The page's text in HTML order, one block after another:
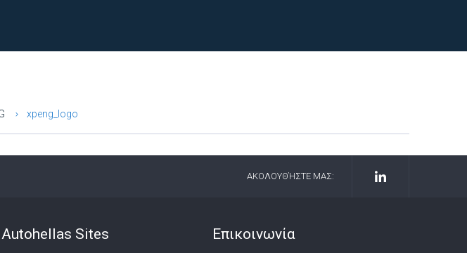
xpeng_logo
ΑΚΟΛΟΥΘΉΣΤΕ ΜΑΣ:
Autohellas Sites Επικοινωνία